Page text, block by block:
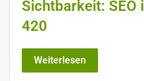
Sichtbarkeit: SEO
420
Weiterlesen